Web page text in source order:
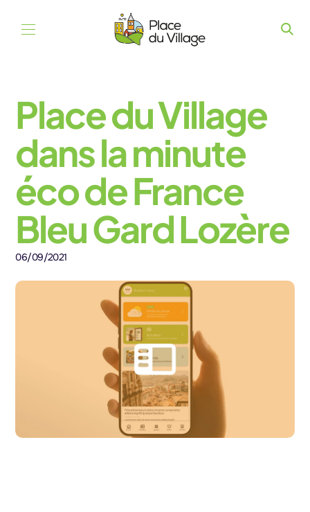
Place du Village
dans la minute
éco de France
Bleu Gard Lozère
06/09/2021